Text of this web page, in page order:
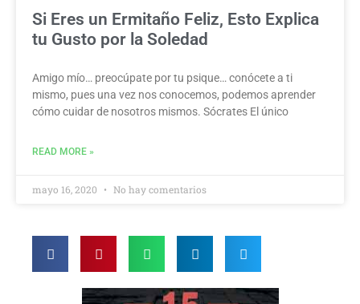
Si Eres un Ermitaño Feliz, Esto Explica
tu Gusto por la Soledad
Amigo mío… preocúpate por tu psique… conócete a ti
mismo, pues una vez nos conocemos, podemos aprender
cómo cuidar de nosotros mismos. Sócrates El único
READ MORE »
mayo 16, 2020 No hay comentarios